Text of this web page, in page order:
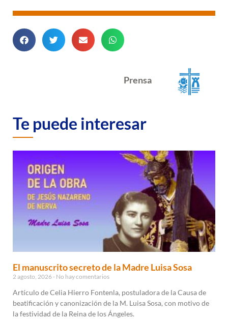
Prensa
Te puede interesar
El manuscrito secreto de la Madre Luisa Sosa
2 agosto, 2026 No hay comentarios
Artículo de Celia Hierro Fontenla, postuladora de la Causa de
beatificación y canonización de la M. Luisa Sosa, con motivo de
la festividad de la Reina de los Ángeles.